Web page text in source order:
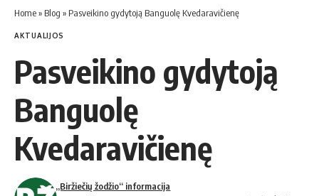
Home» Blog » Pasveikino gydytoją Banguolę Kvedaravičienę
AKTUALIJOS
Pasveikino gydytoją
Banguolę
Kvedaravičienę
„Biržiečių žodžio“ informacija